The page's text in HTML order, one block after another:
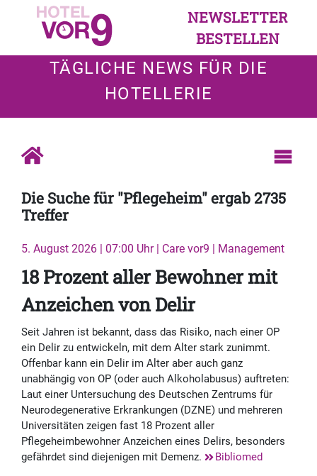
NEWSLETTER
BESTELLEN
TÄGLICHE NEWS FÜR DIE
HOTELLERIE
Die Suche für "Pflegeheim" ergab 2735
Treffer
5. August 2026 | 07:00 Uhr | Care vor9 | Management
18 Prozent aller Bewohner mit
Anzeichen von Delir
Seit Jahren ist bekannt, dass das Risiko, nach einer OP
ein Delir zu entwickeln, mit dem Alter stark zunimmt.
Offenbar kann ein Delir im Alter aber auch ganz
unabhängig von OP (oder auch Alkoholabusus) auftreten:
Laut einer Untersuchung des Deutschen Zentrums für
Neurodegenerative Erkrankungen (DZNE) und mehreren
Universitäten zeigen fast 18 Prozent aller
Pflegeheimbewohner Anzeichen eines Delirs, besonders
gefährdet sind diejenigen mit Demenz.
Bibliomed